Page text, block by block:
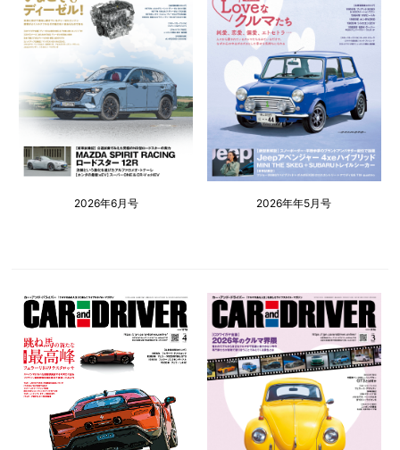
2026年6月号 2026年年5月号